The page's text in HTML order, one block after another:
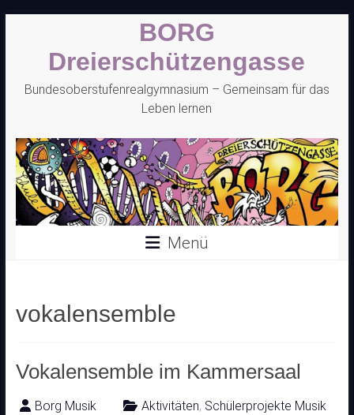
springen
BORG
Dreierschützengasse
Bundesoberstufenrealgymnasium – Gemeinsam für das
Leben lernen
Menü
vokalensemble
Vokalensemble im Kammersaal
Borg Musik Aktivitäten, Schülerprojekte Musik